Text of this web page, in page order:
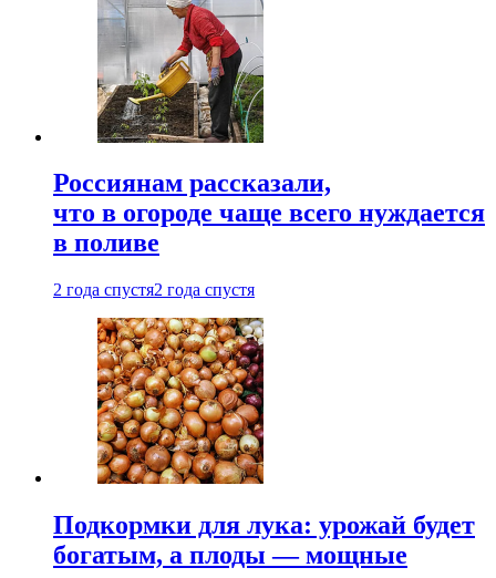
Россиянам рассказали,
что в огороде чаще всего нуждается
в поливе
2 года спустя2 года спустя
Подкормки для лука: урожай будет
богатым, а плоды — мощные